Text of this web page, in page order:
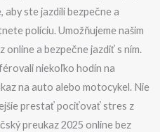
ste jazdili bezpečne a
políciu. Umožňujeme našim
online a bezpečne jazdiť s ním.
niekoľko hodín na
na auto alebo motocykel. Nie
prestať pociťovať stres z
preukaz 2025 online bez